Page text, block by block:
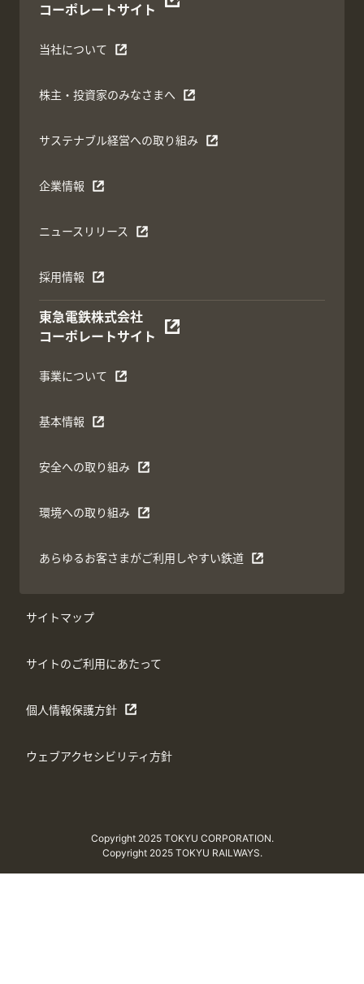
コーポレートサイト
当社について
株主・投資家のみなさまへ
サステナブル経営への取り組み
企業情報
ニュースリリース
採用情報
東急電鉄株式会社
コーポレートサイト
事業について
基本情報
安全への取り組み
環境への取り組み
あらゆるお客さまがご利用しやすい鉄道
サイトマップ
サイトのご利用にあたって
個人情報保護方針
ウェブアクセシビリティ方針
Copyright 2025 TOKYU CORPORATION.
Copyright 2025 TOKYU RAILWAYS.